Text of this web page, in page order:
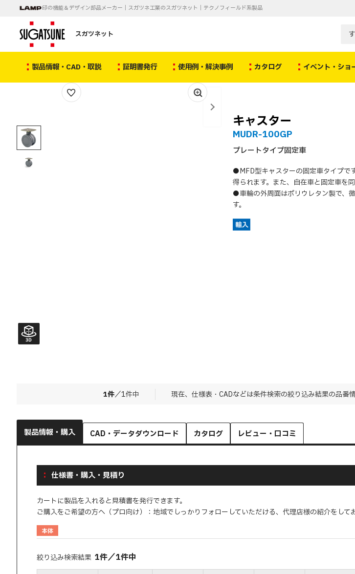
印の機能＆デザイン部品メーカー｜スガツネ工業のスガツネット｜テクノフィールド系製品
スガツネット
製品情報・CAD・取説 証明書発行 使用例・解決事例 カタログ イベント・ショ
キャスター
MUDR-100GP
プレートタイプ固定車
●MFD型キャスターの固定車タイプで
得られます。また、自在車と固定車を
●車輪の外周面はポリウレタン製で、
す。
1件／1件中 現在、仕様表・CADなどは条件検索の絞り込み結果の品番
製品情報・購入 CAD・データダウンロード カタログ レビュー・口コミ
仕様書・購入・見積り
カートに製品を入れると見積書を発行できます。
ご購入をご希望の方へ（プロ向け）：地域でしっかりフォローしていただける、代理店様の紹介をして
本体
絞り込み検索結果 1件／1件中